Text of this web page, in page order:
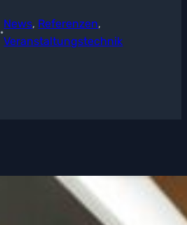
·
News, Referenzen
Veranstaltungstechnik